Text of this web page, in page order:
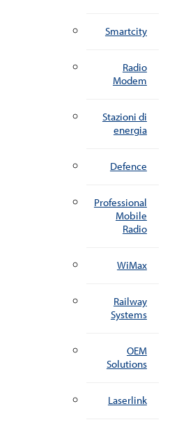
Smartcity
Radio
Modem
Stazioni di
energia
Defence
Professional
Mobile
Radio
WiMax
Railway
Systems
OEM
Solutions
Laserlink